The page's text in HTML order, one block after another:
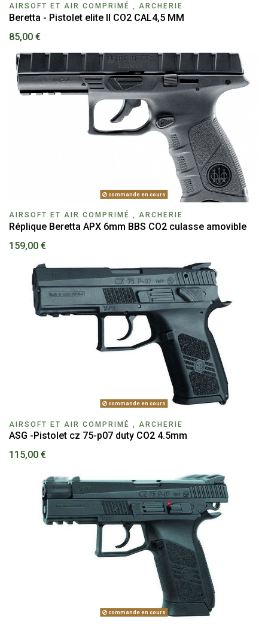
AIRSOFT ET AIR COMPRIMÉ , ARCHERIE
Beretta - Pistolet elite II CO2 CAL4,5 MM
85,00 €
commande en cours
AIRSOFT ET AIR COMPRIMÉ , ARCHERIE
Réplique Beretta APX 6mm BBS CO2 culasse amovible
159,00 €
commande en cours
AIRSOFT ET AIR COMPRIMÉ , ARCHERIE
ASG -Pistolet cz 75-p07 duty CO2 4.5mm
115,00 €
commande en cours